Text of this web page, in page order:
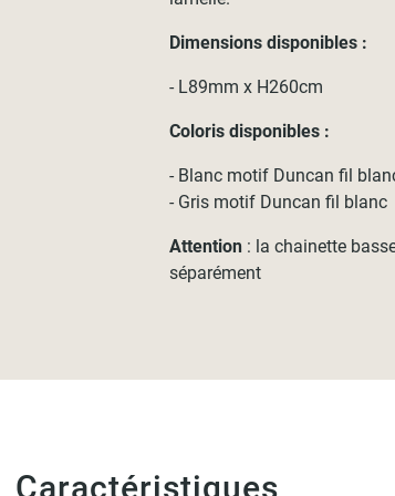
Dimensions disponibles :
- L89mm x H260cm
Coloris disponibles :
- Blanc motif Duncan fil
- Gris motif Duncan fil blanc
Attention : la chainette
séparément
Caractéristiques